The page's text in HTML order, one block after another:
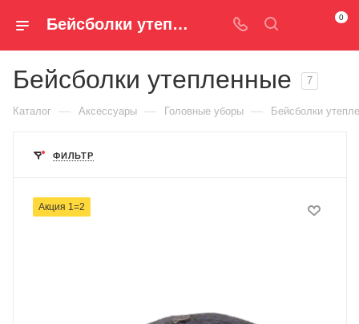
Бейсболки утепленные — купить в магазине Spm-Shop.ru | Хумтто.РФ - Спорт+Мода 0
Бейсболки утепленные 7
Каталог — Аксессуары — Головные уборы — Бейсболки
ФИЛЬТР
Акция 1=2